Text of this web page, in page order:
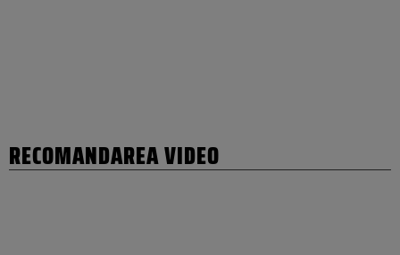
RECOMANDAREA VIDEO